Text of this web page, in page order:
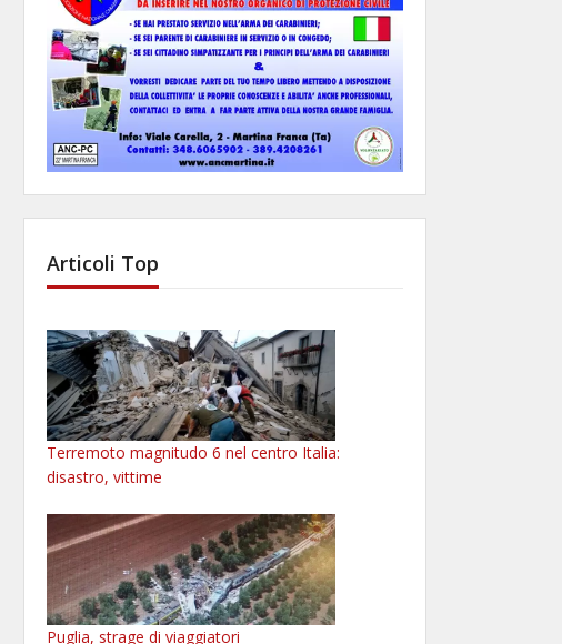
Articoli Top
Terremoto magnitudo 6 nel centro Italia:
disastro, vittime
Puglia, strage di viaggiatori